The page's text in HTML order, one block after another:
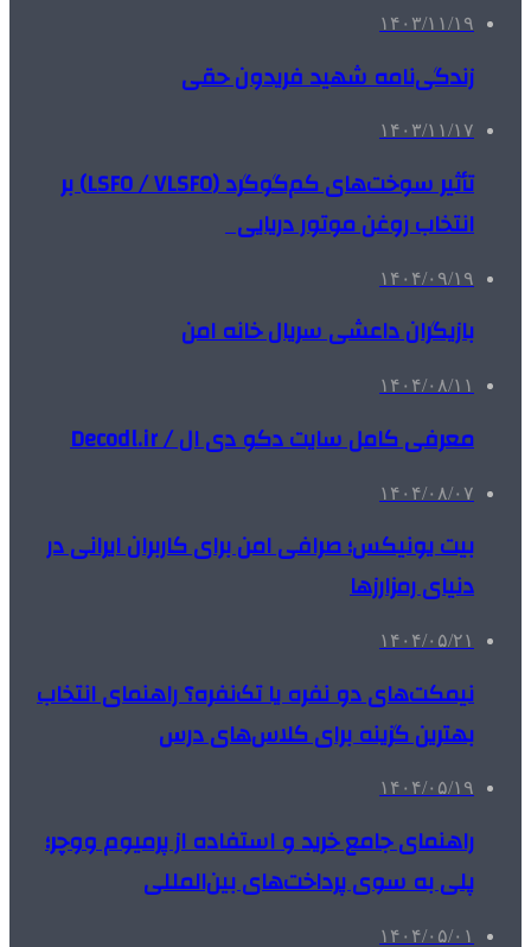
۱۴۰۳/۱۱/۱۹
زندگی‌نامه شهید فریدون حقی
۱۴۰۳/۱۱/۱۷
تأثیر سوخت‌های کم‌گوگرد (LSFO / VLSFO) بر
انتخاب روغن موتور دریایی
۱۴۰۴/۰۹/۱۹
بازیگران داعشی سریال خانه امن
۱۴۰۴/۰۸/۱۱
معرفی کامل سایت دکو دی ال / Decodl.ir
۱۴۰۴/۰۸/۰۷
بیت یونیکس؛ صرافی امن برای کاربران ایرانی در
دنیای رمزارزها
۱۴۰۴/۰۵/۲۱
نیمکت‌های دو نفره یا تک‌نفره؟ راهنمای انتخاب
بهترین گزینه برای کلاس‌های درس
۱۴۰۴/۰۵/۱۹
راهنمای جامع خرید و استفاده از پرمیوم ووچر؛
پلی به سوی پرداخت‌های بین‌المللی
۱۴۰۴/۰۵/۰۱